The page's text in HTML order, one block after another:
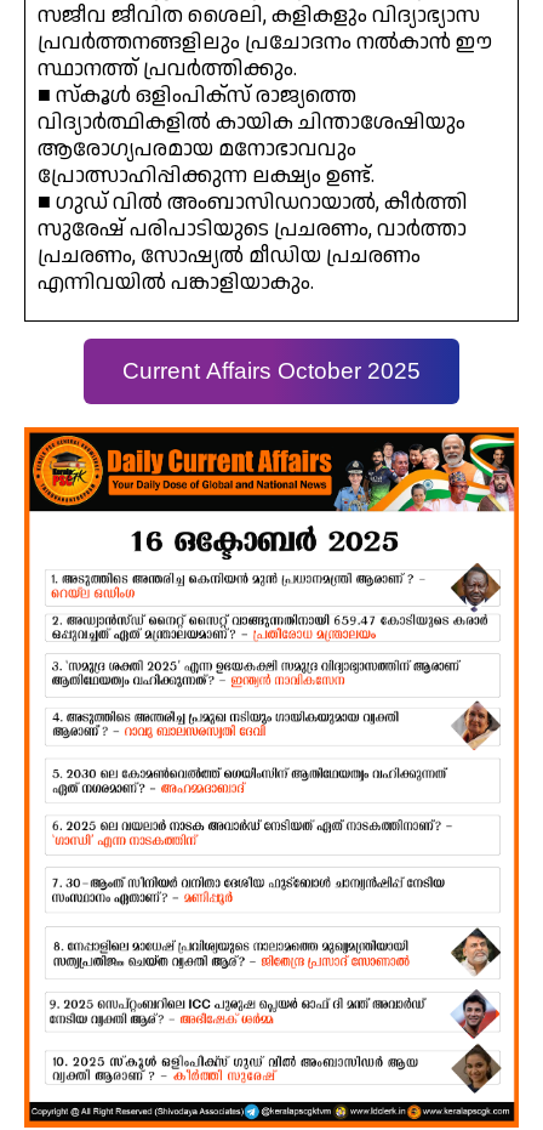
സജീവ ജീവിത ശൈലി, കളികളും വിദ്യാഭ്യാസ
പ്രവർത്തനങ്ങളിലും പ്രചോദനം നൽകാൻ ഈ
സ്ഥാനത്ത് പ്രവർത്തിക്കും.
■ സ്കൂൾ ഒളിംപിക്സ് രാജ്യത്തെ
വിദ്യാർത്ഥികളിൽ കായിക ചിന്താശേഷിയും
ആരോഗ്യപരമായ മനോഭാവവും
പ്രോത്സാഹിപ്പിക്കുന്ന ലക്ഷ്യം ഉണ്ട്.
■ ഗുഡ് വിൽ അംബാസിഡറായാൽ, കീർത്തി
സുരേഷ് പരിപാടിയുടെ പ്രചരണം, വാർത്താ
പ്രചരണം, സോഷ്യൽ മീഡിയ പ്രചരണം
എന്നിവയിൽ പങ്കാളിയാകും.
Current Affairs October 2025